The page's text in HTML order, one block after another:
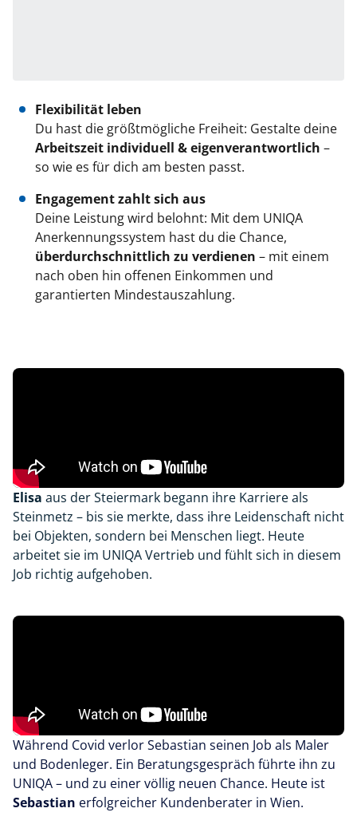
Flexibilität leben
Du hast die größtmögliche Freiheit: Gestalte deine
Arbeitszeit individuell & eigenverantwortlich –
so wie es für dich am besten passt.
Engagement zahlt sich aus
Deine Leistung wird belohnt: Mit dem UNIQA
Anerkennungssystem hast du die Chance,
überdurchschnittlich zu verdienen – mit einem
nach oben hin offenen Einkommen und
garantierten Mindestauszahlung.
Elisa aus der Steiermark begann ihre Karriere als
Steinmetz – bis sie merkte, dass ihre Leidenschaft nicht
bei Objekten, sondern bei Menschen liegt. Heute
arbeitet sie im UNIQA Vertrieb und fühlt sich in diesem
Job richtig aufgehoben.
Während Covid verlor Sebastian seinen Job als Maler
und Bodenleger. Ein Beratungsgespräch führte ihn zu
UNIQA – und zu einer völlig neuen Chance. Heute ist
Sebastian erfolgreicher Kundenberater in Wien.